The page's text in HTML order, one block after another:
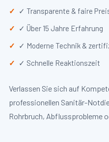
✓ Transparente & faire
✓ Über 15 Jahre Erfahrung
✓ Moderne Technik &
✓ Schnelle Reaktionszeit
Verlassen Sie sich auf
professionellen Sanitär-
Rohrbruch, Abflussprobleme